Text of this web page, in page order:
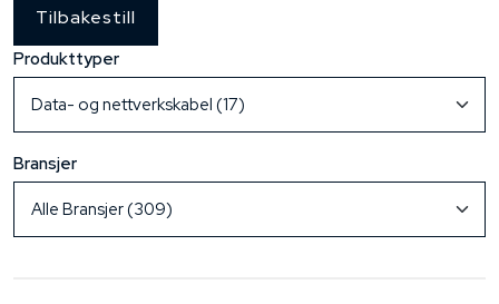
Tilbakestill
Produkttyper
Bransjer